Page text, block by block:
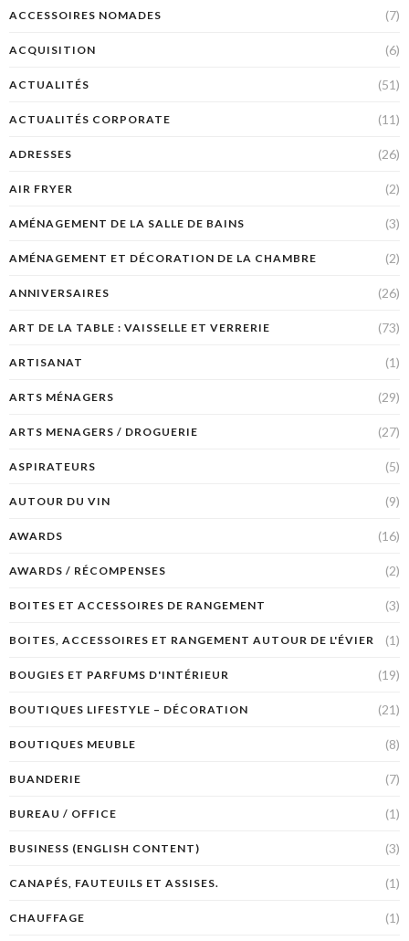
ACCESSOIRES NOMADES (7)
ACQUISITION (6)
ACTUALITÉS (51)
ACTUALITÉS CORPORATE (11)
ADRESSES (26)
AIR FRYER (2)
AMÉNAGEMENT DE LA SALLE DE BAINS (3)
AMÉNAGEMENT ET DÉCORATION DE LA CHAMBRE (2)
ANNIVERSAIRES (26)
ART DE LA TABLE : VAISSELLE ET VERRERIE (73)
ARTISANAT (1)
ARTS MÉNAGERS (29)
ARTS MENAGERS / DROGUERIE (27)
ASPIRATEURS (5)
AUTOUR DU VIN (9)
AWARDS (16)
AWARDS / RÉCOMPENSES (2)
BOITES ET ACCESSOIRES DE RANGEMENT (3)
BOITES, ACCESSOIRES ET RANGEMENT AUTOUR DE L'ÉVIER (1)
BOUGIES ET PARFUMS D'INTÉRIEUR (19)
BOUTIQUES LIFESTYLE – DÉCORATION (21)
BOUTIQUES MEUBLE (8)
BUANDERIE (7)
BUREAU / OFFICE (1)
BUSINESS (ENGLISH CONTENT) (3)
CANAPÉS, FAUTEUILS ET ASSISES. (1)
CHAUFFAGE (1)